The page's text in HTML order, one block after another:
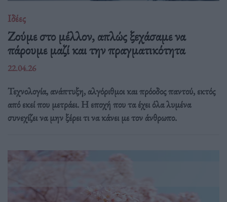
Ιδέες
Ζούμε στο μέλλον, απλώς ξεχάσαμε να
πάρουμε μαζί και την πραγματικότητα
22.04.26
Τεχνολογία, ανάπτυξη, αλγόριθμοι και πρόοδος παντού, εκτός
από εκεί που μετράει. Η εποχή που τα έχει όλα λυμένα
συνεχίζει να μην ξέρει τι να κάνει με τον άνθρωπο.